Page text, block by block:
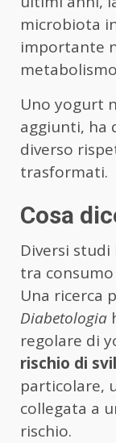
microbiota
importante
Uno yogurt
aggiunti, ha
diverso
trasformati.
Cosa
Diversi
tra
Una ricerca
Diabetologia
regolare di
rischio di
particolare,
collegata a
rischio.